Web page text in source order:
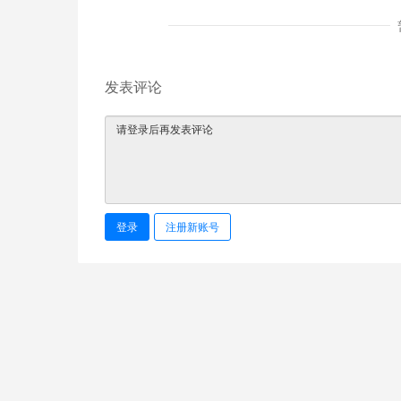
发表评论
登录 注册新账号